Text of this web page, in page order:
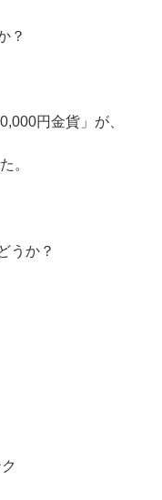
？
円金貨」が、
。
うか？